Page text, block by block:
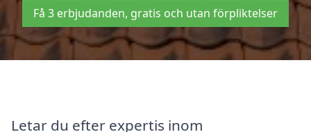
Få 3 erbjudanden, gratis och utan förpliktelser
Letar du efter expertis inom